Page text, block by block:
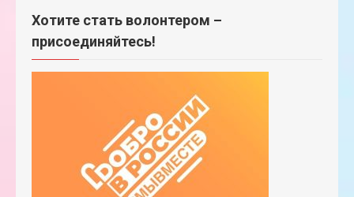
Хотите стать волонтером –
присоединяйтесь!